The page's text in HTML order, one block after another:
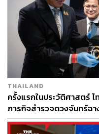
THAILAND
ครั้งแรกในประวัติศาสตร์
ภารกิจสำรวจดวงจันทร์ฉ
ส.ค.นี้